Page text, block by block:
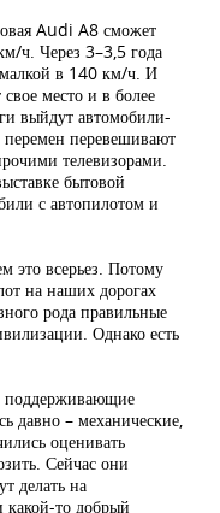
Audi A8 сможет
ч. Через 3–3,5 года
в 140 км/ч. И
место и в более
выйдут автомобили-
перевешивают
телевизорами.
бытовой
с автопилотом и
это всерьез. Потому
на наших дорогах
рода правильные
Однако есть
поддерживающие
давно – механические,
оценивать
Сейчас они
делать на
какой-то добрый